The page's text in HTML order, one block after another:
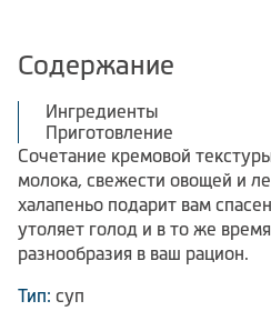
Содержание
Ингредиенты
Приготовление
Сочетание кремовой
молока, свежести овощей и
халапеньо подарит вам
утоляет голод и в то же
разнообразия в ваш рацион.
Тип: суп